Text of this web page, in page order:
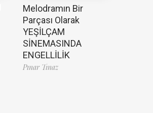
Melodramın Bir
Parçası Olarak
YEŞİLÇAM
SİNEMASINDA
ENGELLİLİK
Pınar Tınaz